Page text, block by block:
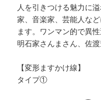
人を引きつける魅力に
家、音楽家、芸能人な
ます。ワンマン的で異
明石家さんまさん、佐
【変形ますかけ線】
タイプ①